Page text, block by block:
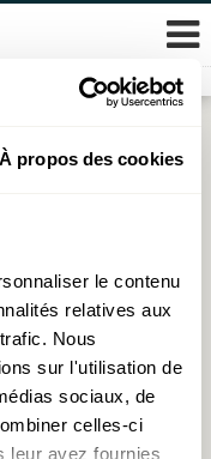
À propos des cookies
le contenu
relatives aux
Nous
sur l'utilisation de
sociaux, de
celles-ci
leur avez fournies
d’impôt
Progressioun »,